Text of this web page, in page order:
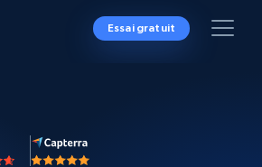
Essai gratuit